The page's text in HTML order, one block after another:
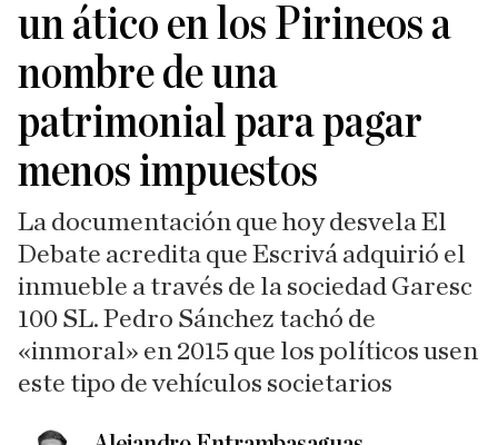
un ático en los Pirineos a
nombre de una
patrimonial para pagar
menos impuestos
La documentación que hoy desvela El
Debate acredita que Escrivá adquirió el
inmueble a través de la sociedad Garesc
100 SL. Pedro Sánchez tachó de
«inmoral» en 2015 que los políticos usen
este tipo de vehículos societarios